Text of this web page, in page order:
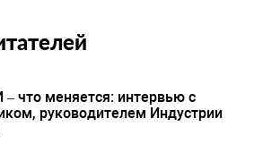
– что меняется: интервью с
руководителем Индустрии